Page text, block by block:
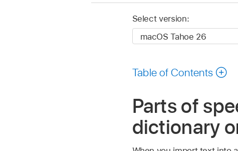
Select version:
Table of Contents
Parts of
dictionary